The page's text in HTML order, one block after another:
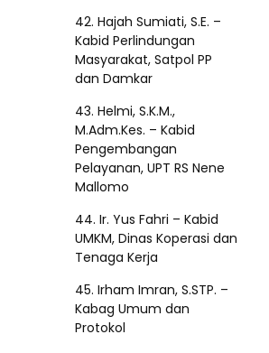
42. Hajah Sumiati, S.E. –
Kabid Perlindungan
Masyarakat, Satpol PP
dan Damkar
43. Helmi, S.K.M.,
M.Adm.Kes. – Kabid
Pengembangan
Pelayanan, UPT RS Nene
Mallomo
44. Ir. Yus Fahri – Kabid
UMKM, Dinas Koperasi dan
Tenaga Kerja
45. Irham Imran, S.STP. –
Kabag Umum dan
Protokol